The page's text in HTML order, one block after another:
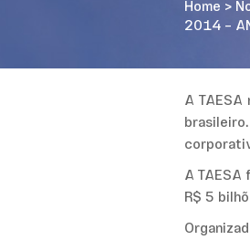
Home >
2014 –
A
A
R$ 5